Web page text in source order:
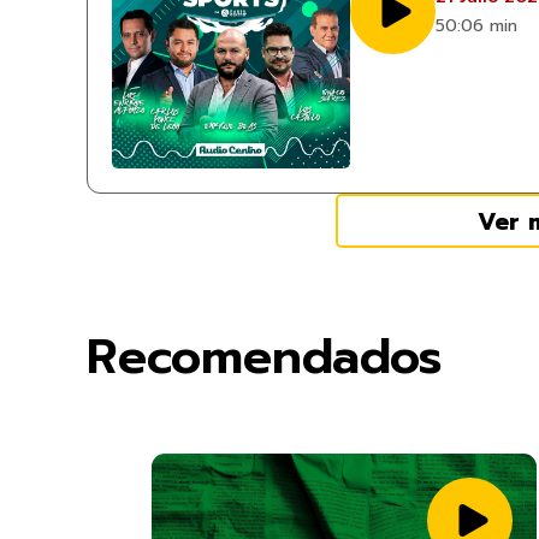
50:06 min
Ver
Recomendados